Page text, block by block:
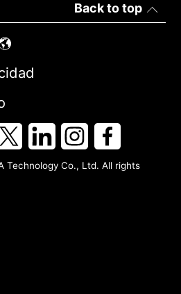
Back to top
Technology Co., Ltd. All rights